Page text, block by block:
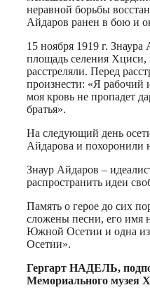
неравной борьбы
Айдаров ранен в бою и
15 ноября 1919 г.
площадь селения Хциси,
расстреляли. Перед
произнести: «Я рабочий
моя кровь не пропадет
братья».
На следующий день
Айдарова и похоронили
Знаур Айдаров –
распространить идеи
Память о герое до сих
сложены песни, его имя
Южной Осетии и одна
Осетии».
Гергарт НАДЕЛЬ,
Мемориального музея